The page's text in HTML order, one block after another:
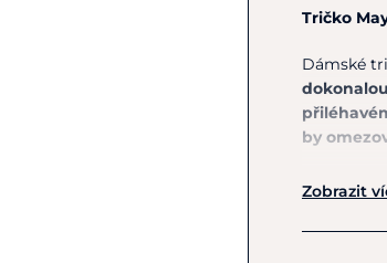
Tričko
Dámské
by
Ultra
a udržuje
Zobrazit